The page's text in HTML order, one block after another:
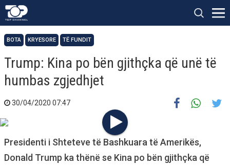
BOTA KRYESORE TË FUNDIT
Trump: Kina po bën gjithçka që unë të
humbas zgjedhjet
30/04/2020 07:47
Presidenti i Shteteve të Bashkuara të Amerikës,
Donald Trump ka thënë se Kina po bën gjithçka që